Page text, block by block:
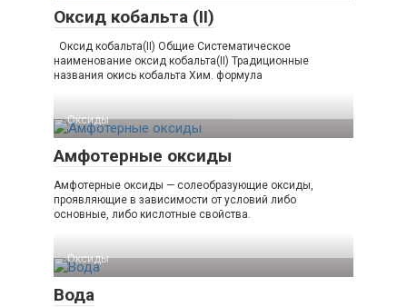
Оксид кобальта (II)
Оксид кобальта​(II)​ Общие Систематическое
наименование оксид кобальта​(II)​ Традиционные
названия окись кобальта Хим. формула
Оксиды‎
Амфотерные оксиды
Амфотерные оксиды — солеобразующие оксиды,
проявляющие в зависимости от условий либо
основные, либо кислотные свойства.
Оксиды‎
Вода